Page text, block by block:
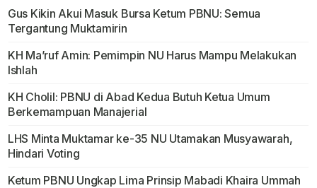
Gus Kikin Akui Masuk Bursa Ketum PBNU: Semua
Tergantung Muktamirin
KH Ma’ruf Amin: Pemimpin NU Harus Mampu Melakukan
Ishlah
KH Cholil: PBNU di Abad Kedua Butuh Ketua Umum
Berkemampuan Manajerial
LHS Minta Muktamar ke-35 NU Utamakan Musyawarah,
Hindari Voting
Ketum PBNU Ungkap Lima Prinsip Mabadi Khaira Ummah